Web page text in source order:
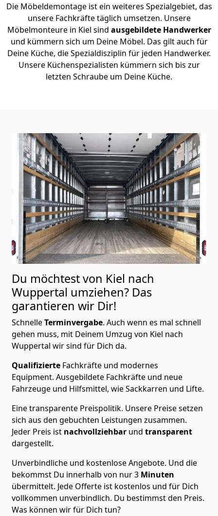
Die Möbeldemontage ist ein weiteres Spezialgebiet, das
unsere Fachkräfte täglich umsetzen. Unsere
Möbelmonteure in Kiel sind ausgebildete Handwerker
und kümmern sich um Deine Möbel. Das gilt auch für
Deine Küche, die Spezialdisziplin für jeden Handwerker.
Unsere Küchenspezialisten kümmern sich bis zur
letzten Schraube um Deine Küche.
Du möchtest von Kiel nach
Wuppertal umziehen? Das
garantieren wir Dir!
SchnelleTerminvergabe. Auch wenn es mal schnell
gehen muss, mit Deinem Umzug von Kiel nach
Wuppertal wir sind für Dich da.
Qualifizierte Fachkräfte und modernes
Equipment. Ausgebildete Fachkräfte und neue
Fahrzeuge und Hilfsmittel, wie Sackkarren und Lifte.
Eine transparente Preispolitik. Unsere Preise setzen
sich aus den gebuchten Leistungen zusammen.
Jeder Preis ist nachvollziehbar und transparent
dargestellt.
Unverbindliche und kostenlose Angebote. Und die
bekommst Du innerhalb von nur3 Minuten
übermittelt. Jede Offerte ist kostenlos und für Dich
vollkommen unverbindlich. Du bestimmst den Preis.
Was können wir für Dich tun?